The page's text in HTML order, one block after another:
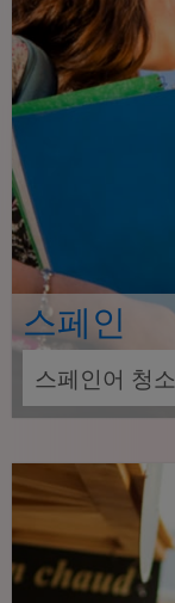
스페인
스페인어 청